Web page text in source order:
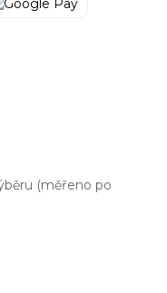
(měřeno po